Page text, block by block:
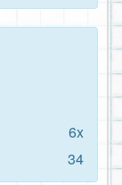
6x
34